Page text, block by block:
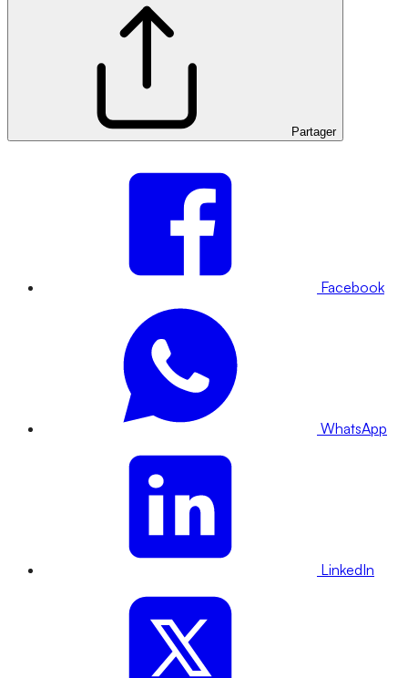
Partager
Facebook
WhatsApp
LinkedIn